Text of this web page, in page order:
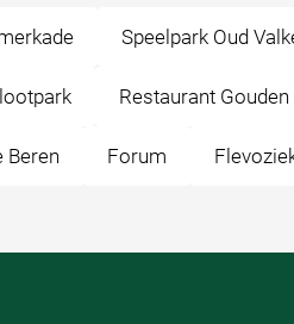
Speelpark Oud
Restaurant Gouden
Beren Forum